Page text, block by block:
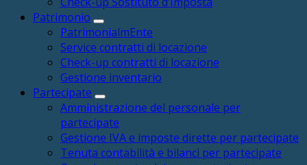
Patrimonio
PatrimonialmEnte
Service contratti di locazione
Check-up contratti di locazione
Gestione inventario
Partecipate
Amministrazione del personale per
partecipate
Gestione IVA e imposte dirette per partecipate
Tenuta contabilità e bilanci per partecipate